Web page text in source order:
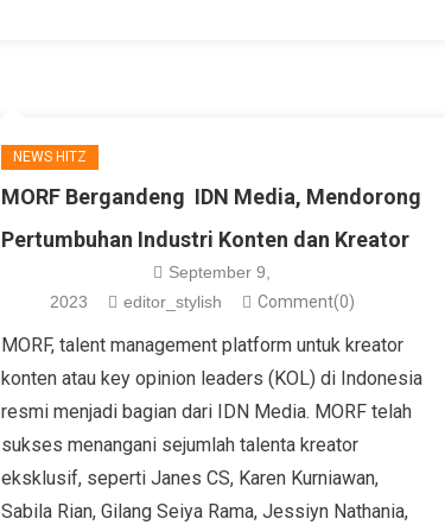
NEWS HITZ
MORF Bergandeng IDN Media, Mendorong
Pertumbuhan Industri Konten dan Kreator
September 9,
2023
editor_stylish Comment(0)
MORF, talent management platform untuk kreator
konten atau key opinion leaders (KOL) di Indonesia
resmi menjadi bagian dari IDN Media. MORF telah
sukses menangani sejumlah talenta kreator
eksklusif, seperti Janes CS, Karen Kurniawan,
Sabila Rian, Gilang Seiya Rama, Jessiyn Nathania,